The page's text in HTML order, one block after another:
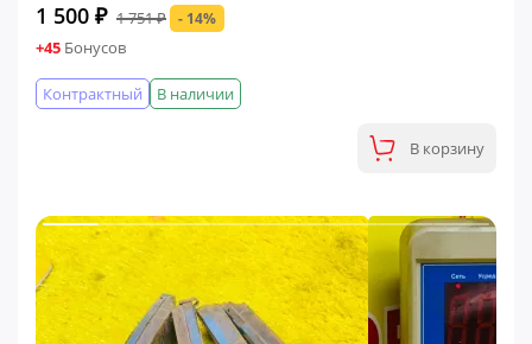
1 500 ₽ 1 751 ₽ - 14%
+45 Бонусов
В наличии
Контрактный
В корзину